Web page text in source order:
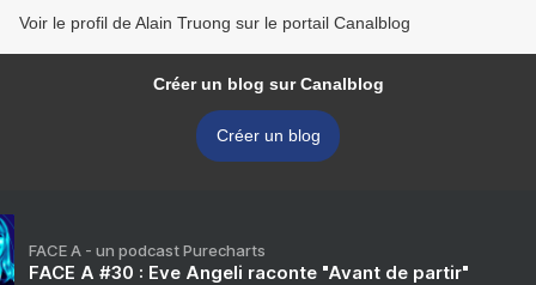
Voir le profil de Alain Truong sur le portail Canalblog
Créer un blog sur Canalblog
Créer un blog
FACE A - un podcast Purecharts
FACE A #30 : Eve Angeli raconte "Avant de partir"